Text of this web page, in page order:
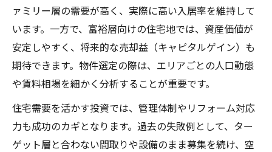
ァミリー層の需要が高く、実際に高い入居率を維持して
います。一方で、富裕層向けの住宅地では、資産価値が
安定しやすく、将来的な売却益（キャピタルゲイン）も
期待できます。物件選定の際は、エリアごとの人口動態
や賃料相場を細かく分析することが重要です。
住宅需要を活かす投資では、管理体制やリフォーム対応
力も成功のカギとなります。過去の失敗例として、ター
ゲット層と合わない間取りや設備のまま募集を続け、空